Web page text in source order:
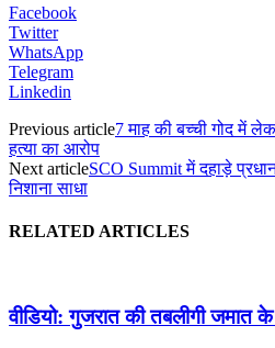
Facebook
Twitter
WhatsApp
Telegram
Linkedin
Previous article7 माह की बच्ची गोद में
हत्या का आरोप
Next articleSCO Summit में दहाड़े
निशाना साधा
RELATED ARTICLES
वीडियो: गुजरात की तबलीगी जमात के